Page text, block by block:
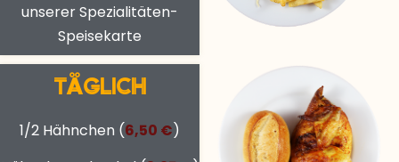
unserer Spezialitäten-
Speisekarte
TÄGLICH
1/2 Hähnchen (6,50 €)